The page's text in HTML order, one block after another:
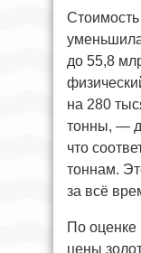
Стоимость
до 55,8
на 280
тонны, —
что
тоннам.
за всё
По оценке
цены